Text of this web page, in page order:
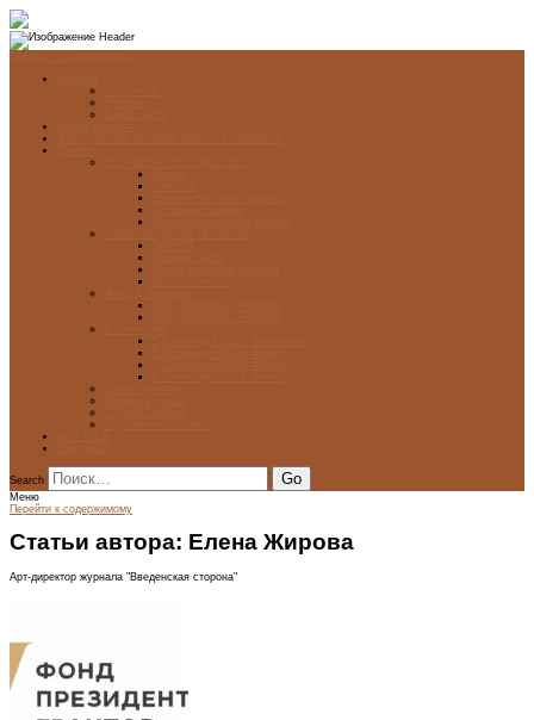
Search
Меню
Перейти к содержимому
Статьи автора: Елена Жирова
Арт-директор журнала "Введенская сторона"